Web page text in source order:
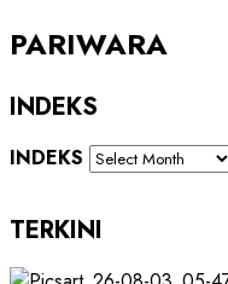
PARIWARA
INDEKS
INDEKS
TERKINI